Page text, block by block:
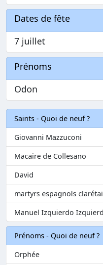
Dates de fête
7 juillet
Prénoms
Odon
Saints - Quoi de neuf ?
Giovanni Mazzuconi
Macaire de Collesano
David
martyrs espagnols
Manuel Izquierdo
Prénoms - Quoi de neuf ?
Orphée